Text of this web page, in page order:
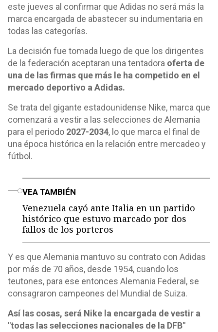
este jueves al confirmar que Adidas no será más la
marca encargada de abastecer su indumentaria en
todas las categorías.
La decisión fue tomada luego de que los dirigentes
de la federación aceptaran una tentadora oferta de
una de las firmas que más le ha competido en el
mercado deportivo a Adidas.
Se trata del gigante estadounidense Nike, marca que
comenzará a vestir a las selecciones de Alemania
para el periodo 2027-2034, lo que marca el final de
una época histórica en la relación entre mercadeo y
fútbol.
VEA TAMBIÉN
Venezuela cayó ante Italia en un partido
histórico que estuvo marcado por dos
fallos de los porteros
Y es que Alemania mantuvo su contrato con Adidas
por más de 70 años, desde 1954, cuando los
teutones, para ese entonces Alemania Federal, se
consagraron campeones del Mundial de Suiza.
Así las cosas, será Nike la encargada de vestir a
"todas las selecciones nacionales de la DFB"